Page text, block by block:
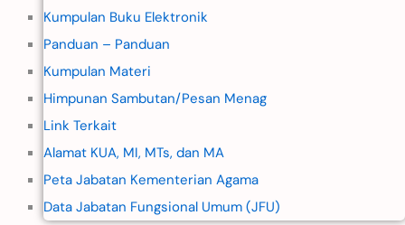
Kumpulan Buku Elektronik
Panduan – Panduan
Kumpulan Materi
Himpunan Sambutan/Pesan Menag
Link Terkait
Alamat KUA, MI, MTs, dan MA
Peta Jabatan Kementerian Agama
Data Jabatan Fungsional Umum (JFU)